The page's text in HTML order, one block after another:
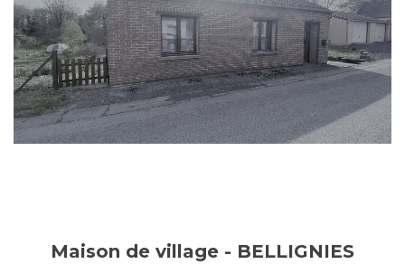
Maison de village - BELLIGNIES